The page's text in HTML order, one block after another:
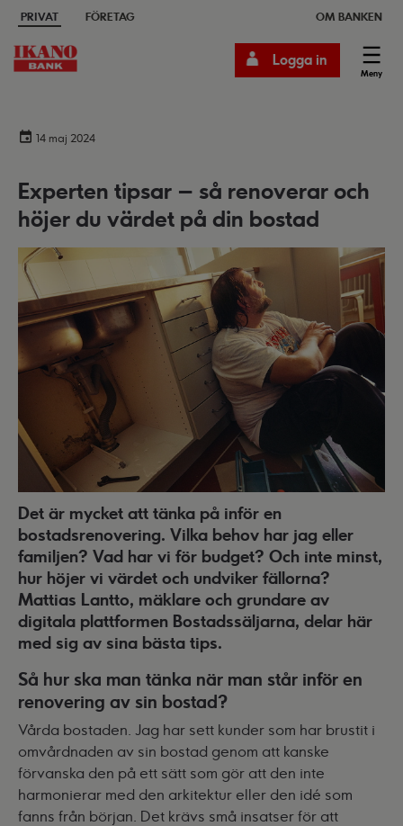
PRIVAT FÖRETAG OM BANKEN
Meny
Logga in
14 maj 2024
Experten tipsar – så renoverar och
höjer du värdet på din bostad
Det är mycket att tänka på inför en
bostadsrenovering. Vilka behov har jag eller
familjen? Vad har vi för budget? Och inte minst,
hur höjer vi värdet och undviker fällorna?
Mattias Lantto, mäklare och grundare av
digitala plattformen Bostadssäljarna, delar här
med sig av sina bästa tips.
Så hur ska man tänka när man står inför en
renovering av sin bostad?
Vårda bostaden. Jag har sett kunder som har brustit i
omvårdnaden av sin bostad genom att kanske
förvanska den på ett sätt som gör att den inte
harmonierar med den arkitektur eller den idé som
fanns från början. Det krävs små insatser för att